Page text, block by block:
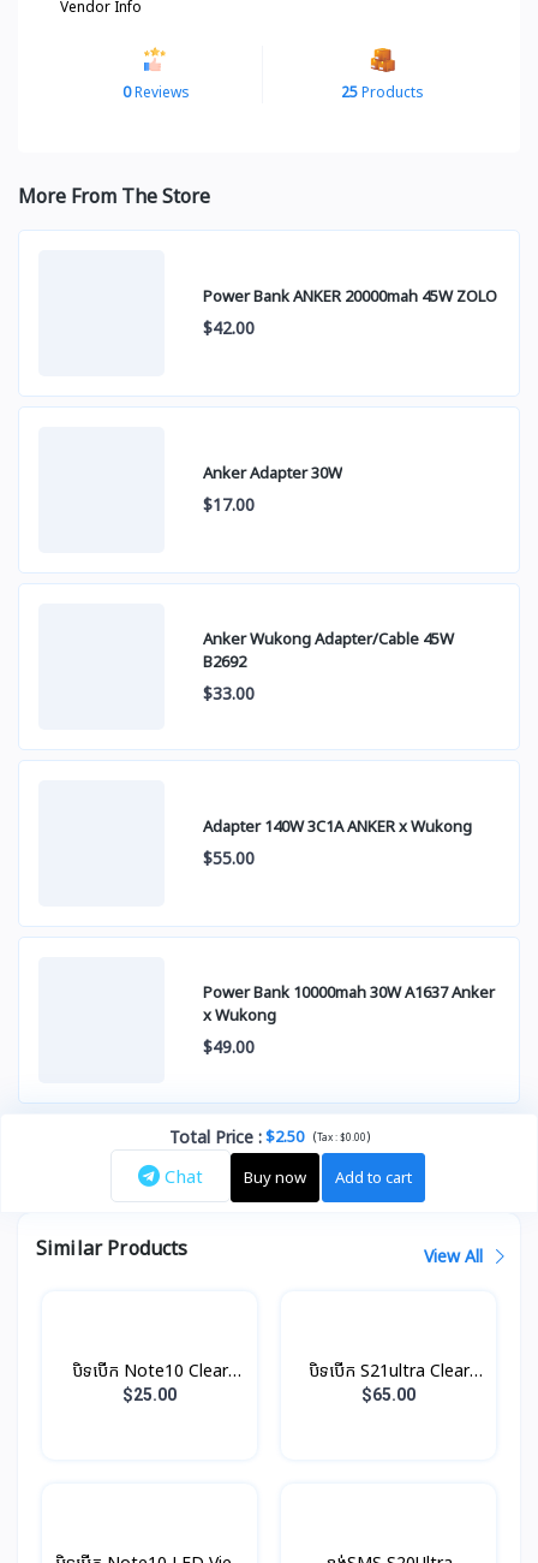
Vendor Info
0Reviews 25Products
More From The Store
Power Bank ANKER 20000mah 45W ZOLO
$42.00
Anker Adapter 30W
$17.00
Anker Wukong Adapter/Cable 45W
B2692
$33.00
Adapter 140W 3C1A ANKER x Wukong
$55.00
Power Bank 10000mah 30W A1637 Anker
x Wukong
$49.00
Total Price:$2.50 (Tax :$0.00)
Chat Buy now Add to cart
Similar Products View All
បិទបើក Note10 Clear
View Original
$25.00
បិទបើក S21ultra Clear
View Original
$65.00